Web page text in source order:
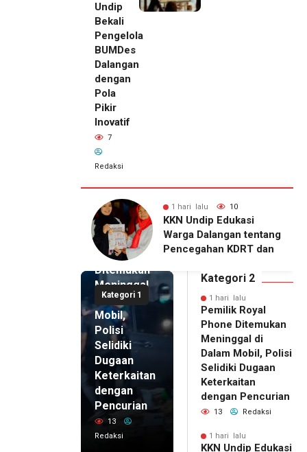
Undip
Bekali
Pengelola
BUMDes
Dalangan
dengan
Pola
Pikir
Inovatif
7
Redaksi
1 hari lalu 7
KKN Undip Bekali
Pengelola BUMDes
Dalangan dengan Pola
Kategori 1
1 hari lalu
Pemilik
Royal
Phone
Ditemukan
Meninggal
di Dalam
Mobil,
Polisi
Selidiki
Dugaan
Keterkaitan
dengan
Pencurian
13
Redaksi
Kategori 2
1 hari lalu
Pemilik Royal
Phone Ditemukan
Meninggal di
Dalam Mobil, Polisi
Selidiki Dugaan
Keterkaitan
dengan Pencurian
13 Redaksi
1 hari lalu
KKN Undip Edukasi